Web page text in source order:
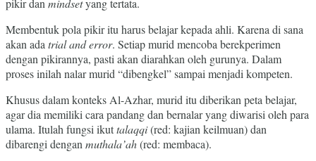
pikir dan mindsetyang tertata.
Membentuk pola pikir itu harus belajar kepada ahli. Karena di sana
akan ada trial and error. Setiap murid mencoba berekperimen
dengan pikirannya, pasti akan diarahkan oleh gurunya. Dalam
proses inilah nalar murid “dibengkel” sampai menjadi kompeten.
Khusus dalam konteks Al-Azhar, murid itu diberikan peta belajar,
agar dia memiliki cara pandang dan bernalar yang diwarisi oleh para
ulama. Itulah fungsi ikuttalaqqi(red: kajian keilmuan) dan
dibarengi dengan muthala’ah(red: membaca).